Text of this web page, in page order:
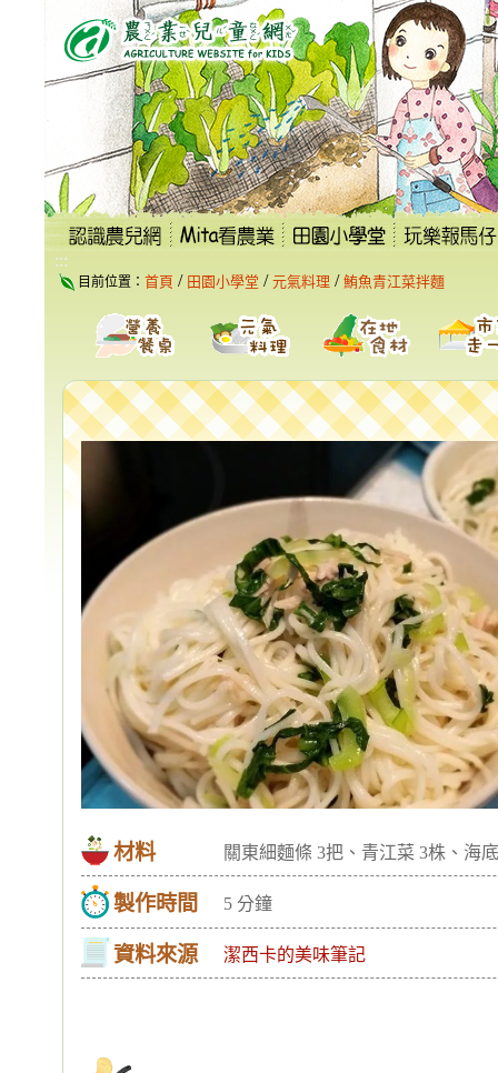
要
區
塊
:::
目前位置： 首頁 / 田園小學堂 / 元氣料理 / 鮪魚青江菜拌麵
材料 關東細麵條 3把、青江菜 3株、海
製作時間 5 分鐘
資料來源 潔西卡的美味筆記